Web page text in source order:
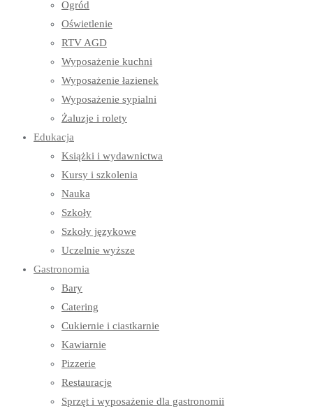
Ogród
Oświetlenie
RTV AGD
Wyposażenie kuchni
Wyposażenie łazienek
Wyposażenie sypialni
Żaluzje i rolety
Edukacja
Książki i wydawnictwa
Kursy i szkolenia
Nauka
Szkoły
Szkoły językowe
Uczelnie wyższe
Gastronomia
Bary
Catering
Cukiernie i ciastkarnie
Kawiarnie
Pizzerie
Restauracje
Sprzęt i wyposażenie dla gastronomii